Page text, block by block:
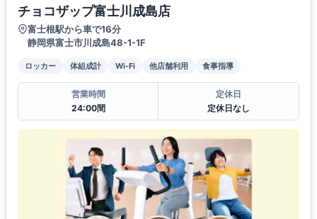
チョコザップ富士川成島店
富士根駅から車で16分
静岡県富士市川成島48-1-1F
ロッカー 体組成計 Wi-Fi 他店舗利用 食事指導
営業時間
24:00間
定休日
定休日なし